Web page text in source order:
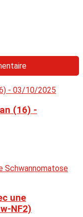
(16) -
une
NF2)